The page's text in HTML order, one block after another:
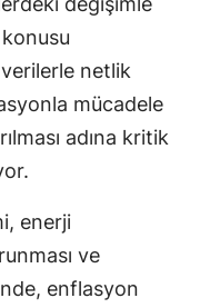
netlik
mücadele
adına kritik
enerji
ve
enflasyon